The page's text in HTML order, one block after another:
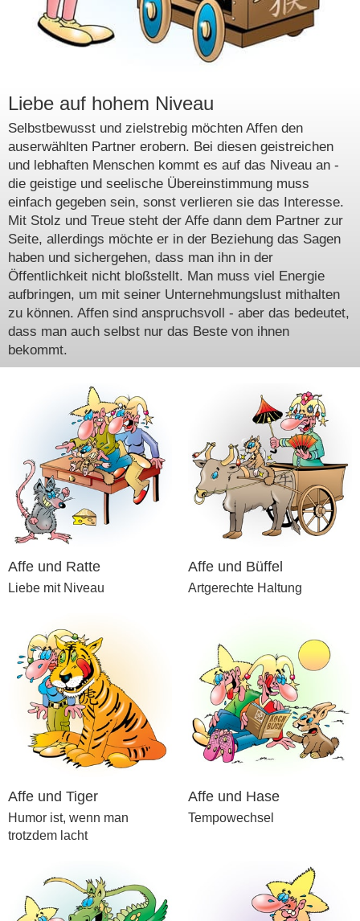
Liebe auf hohem Niveau
Selbstbewusst und zielstrebig möchten Affen den
auserwählten Partner erobern. Bei diesen geistreichen
und lebhaften Menschen kommt es auf das Niveau an -
die geistige und seelische Übereinstimmung muss
einfach gegeben sein, sonst verlieren sie das Interesse.
Mit Stolz und Treue steht der Affe dann dem Partner zur
Seite, allerdings möchte er in der Beziehung das Sagen
haben und sichergehen, dass man ihn in der
Öffentlichkeit nicht bloßstellt. Man muss viel Energie
aufbringen, um mit seiner Unternehmungslust mithalten
zu können. Affen sind anspruchsvoll - aber das bedeutet,
dass man auch selbst nur das Beste von ihnen
bekommt.
Affe und Ratte
Liebe mit Niveau
Affe und Büffel
Artgerechte Haltung
Affe und Tiger
Humor ist, wenn man
trotzdem lacht
Affe und Hase
Tempowechsel